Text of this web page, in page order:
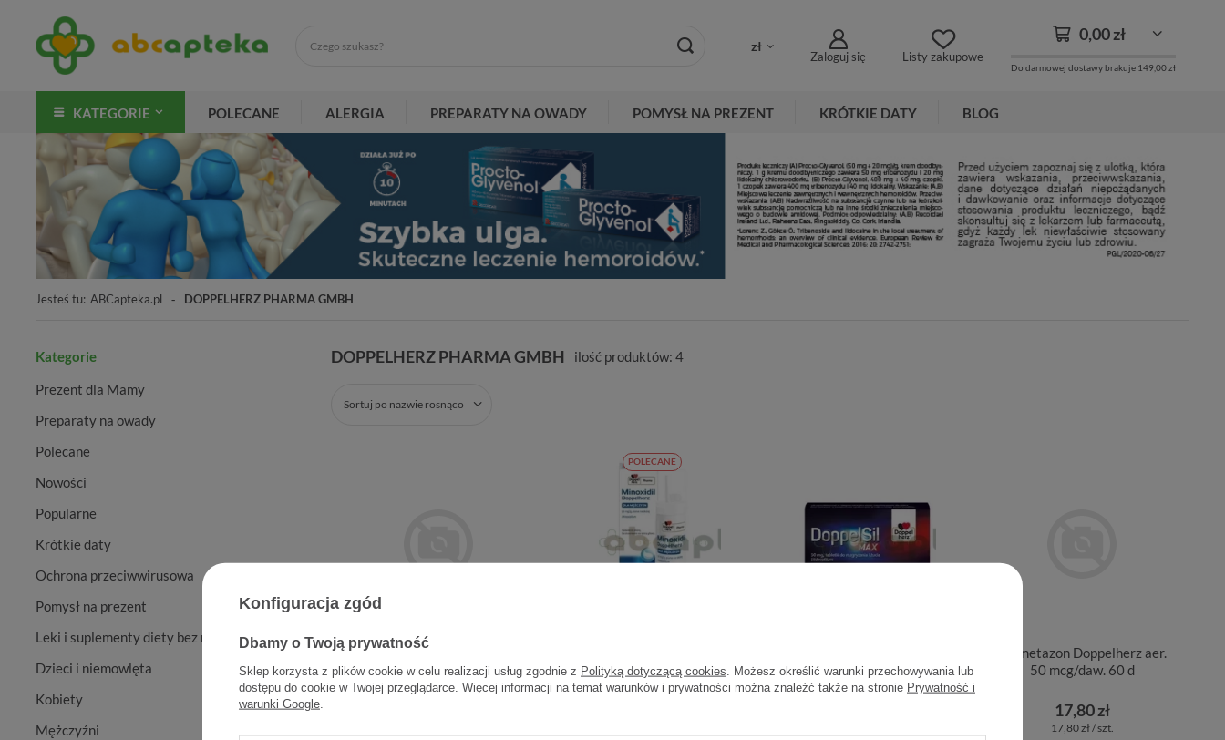
zł
Zaloguj się Listy zakupowe
0,00 zł
Do darmowej dostawy brakuje 149,00 zł
KATEGORIE POLECANE ALERGIA PREPARATY NA OWADY POMYSŁ NA PREZENT KRÓTKIE DATY BLOG
Jesteś tu: ABCapteka.pl DOPPELHERZ PHARMA GMBH
Kategorie
Prezent dla Mamy
Preparaty na owady
Polecane
Nowości
Popularne
Krótkie daty
Ochrona przeciwwirusowa
Pomysł na prezent
Leki i suplementy diety bez recepty
Dzieci i niemowlęta
Kobiety
Mężczyźni
DOPPELHERZ PHARMA GMBH ilość produktów: 4
Sortuj po nazwie rosnąco
Doppel herz Desloratadyna 5
mg 10 tbl
POLECANE
dla mężczyzn 60 g
tabletki
Mometazon Doppelherz aer.
50 mcg/daw. 60 d
17,80 zł
17,80 zł / szt.
Konfiguracja zgód
Dbamy o Twoją prywatność
Sklep korzysta z plików cookie w celu realizacji usług zgodnie z Polityką dotyczącą cookies . Możesz określić warunki przechowywania lub
dostępu do cookie w Twojej przeglądarce. Więcej informacji na temat warunków i prywatności można znaleźć także na stronie Prywatność i
warunki Google